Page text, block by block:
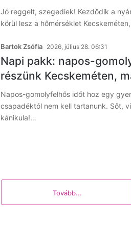
Jó reggelt, szegediek! Kezdődik a
körül lesz a hőmérséklet
Bartok Zsófia 2026, július 28. 06:31
Napi pakk: napos-
részünk Kecskeméten,
Napos-gomolyfelhős időt hoz egy
csapadéktól nem kell tartanunk. Sőt,
kánikula!…
Tovább...